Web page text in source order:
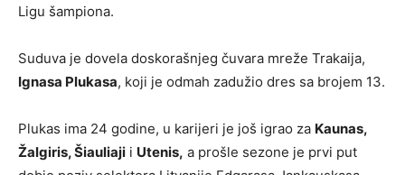
Ligu šampiona.
Suduva je dovela doskorašnjeg čuvara mreže Trakaija,
Ignasa Plukasa, koji je odmah zadužio dres sa brojem 13.
Plukas ima 24 godine, u karijeri je još igrao za Kaunas,
Žalgiris, Šiauliaji i Utenis, a prošle sezone je prvi put